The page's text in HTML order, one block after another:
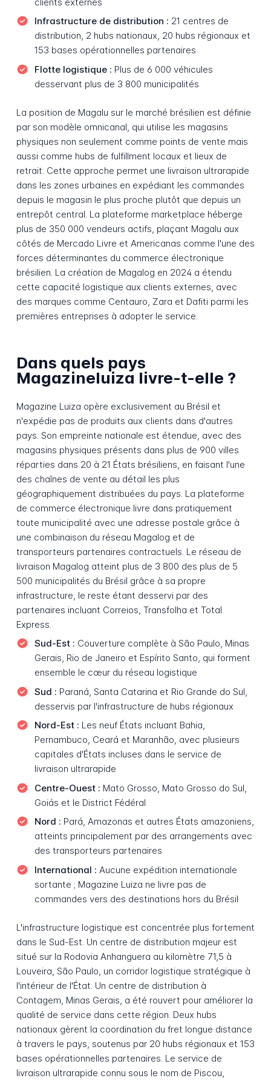
Infrastructure de distribution : 21 centres de
distribution, 2 hubs nationaux, 20 hubs régionaux et
153 bases opérationnelles partenaires
Flotte logistique : Plus de 6 000 véhicules
desservant plus de 3 800 municipalités
La position de Magalu sur le marché brésilien est définie
par son modèle omnicanal, qui utilise les magasins
physiques non seulement comme points de vente mais
aussi comme hubs de fulfillment locaux et lieux de
retrait. Cette approche permet une livraison ultrarapide
dans les zones urbaines en expédiant les commandes
depuis le magasin le plus proche plutôt que depuis un
entrepôt central. La plateforme marketplace héberge
plus de 350 000 vendeurs actifs, plaçant Magalu aux
côtés de Mercado Livre et Americanas comme l'une des
forces déterminantes du commerce électronique
brésilien. La création de Magalog en 2024 a étendu
cette capacité logistique aux clients externes, avec
des marques comme Centauro, Zara et Dafiti parmi les
premières entreprises à adopter le service.
Dans quels pays
Magazineluiza livre-t-elle ?
Magazine Luiza opère exclusivement au Brésil et
n'expédie pas de produits aux clients dans d'autres
pays. Son empreinte nationale est étendue, avec des
magasins physiques présents dans plus de 900 villes
réparties dans 20 à 21 États brésiliens, en faisant l'une
des chaînes de vente au détail les plus
géographiquement distribuées du pays. La plateforme
de commerce électronique livre dans pratiquement
toute municipalité avec une adresse postale grâce à
une combinaison du réseau Magalog et de
transporteurs partenaires contractuels. Le réseau de
livraison Magalog atteint plus de 3 800 des plus de 5
500 municipalités du Brésil grâce à sa propre
infrastructure, le reste étant desservi par des
partenaires incluant Correios, Transfolha et Total
Express.
Sud-Est : Couverture complète à São Paulo, Minas
Gerais, Rio de Janeiro et Espírito Santo, qui forment
ensemble le cœur du réseau logistique
Sud : Paraná, Santa Catarina et Rio Grande do Sul,
desservis par l'infrastructure de hubs régionaux
Nord-Est : Les neuf États incluant Bahia,
Pernambuco, Ceará et Maranhão, avec plusieurs
capitales d'États incluses dans le service de
livraison ultrarapide
Centre-Ouest : Mato Grosso, Mato Grosso do Sul,
Goiás et le District Fédéral
Nord : Pará, Amazonas et autres États amazoniens,
atteints principalement par des arrangements avec
des transporteurs partenaires
International : Aucune expédition internationale
sortante ; Magazine Luiza ne livre pas de
commandes vers des destinations hors du Brésil
L'infrastructure logistique est concentrée plus fortement
dans le Sud-Est. Un centre de distribution majeur est
situé sur la Rodovia Anhanguera au kilomètre 71,5 à
Louveira, São Paulo, un corridor logistique stratégique à
l'intérieur de l'État. Un centre de distribution à
Contagem, Minas Gerais, a été rouvert pour améliorer la
qualité de service dans cette région. Deux hubs
nationaux gèrent la coordination du fret longue distance
à travers le pays, soutenus par 20 hubs régionaux et 153
bases opérationnelles partenaires. Le service de
livraison ultrarapide connu sous le nom de Piscou,